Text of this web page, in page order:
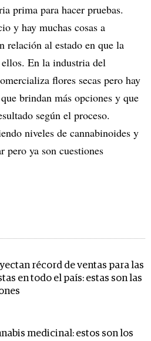
prima para hacer pruebas.
y hay muchas cosas a
relación al estado en que la
En la industria del
flores secas pero hay
brindan más opciones y que
según el proceso.
niveles de cannabinoides y
pero ya son cuestiones
récord de ventas para las
en todo el país: estas son las
medicinal: estos son los